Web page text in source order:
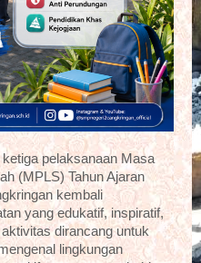
pelaksanaan Masa
(MPLS) Tahun Ajaran
kembali
yang edukatif, inspiratif,
dirancang untuk
lingkungan